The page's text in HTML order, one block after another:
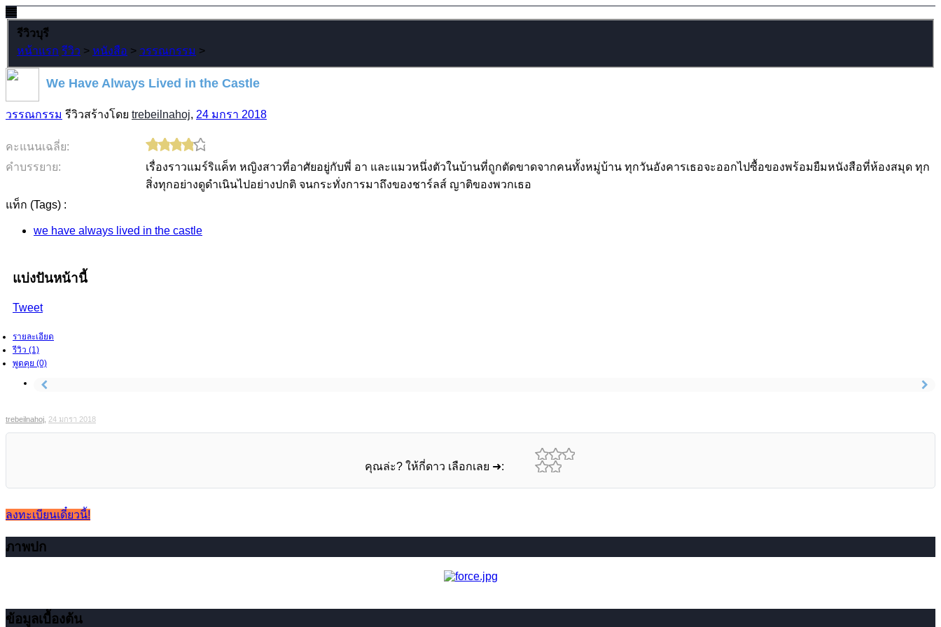
รีวิวบุรี
หน้าแรก รีวิว > หนังสือ > วรรณกรรม >
We Have Always Lived in the Castle
วรรณกรรม รีวิวสร้างโดย trebeilnahoj, 24 มกรา 2018
คะแนนเฉลี่ย:
คำบรรยาย:
เรื่องราวแมร์ริแค็ท หญิงสาวที่อาศัยอยู่กับพี่ อา และแมวหนึ่งตัวในบ้านที่ถูกตัดขาดจากคนทั้งหมู่บ้าน ทุกวันอังคารเธอจะออกไปซื้อของพร้อมยืมหนังสือที่ห้องสมุด ทุก
สิ่งทุกอย่างดูดำเนินไปอย่างปกติ จนกระทั่งการมาถึงของชาร์ลส์ ญาติของพวกเธอ
แท็ก (Tags) :
we have always lived in the castle
แบ่งปันหน้านี้
Tweet
รายละเอียด
รีวิว (1)
พูดคุย (0)
trebeilnahoj 24 มกรา 2018
คุณล่ะ? ให้กี่ดาว เลือกเลย ➜:
ลงทะเบียนเดี๋ยวนี้!
ภาพปก
ข้อมูลเบื้องต้น